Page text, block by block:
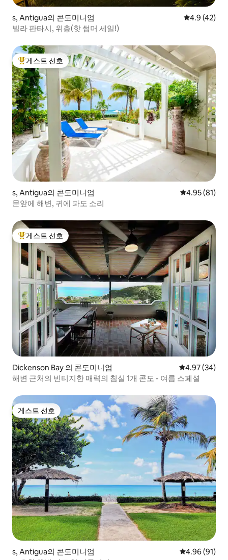
s, Antigua의 콘도미니엄 평점 4.9점(5
4.9 (42)
빌라 판타시, 위층(핫 썸머 세일!)
상위 게스트 선호
게스트 선호
s, Antigua의 콘도미니엄 평점 4.95점
4.95 (81)
문앞에 해변, 귀에 파도 소리
상위 게스트 선호
게스트 선호
Dickenson Bay 의 콘도미니엄 평점 4.97점(5
4.97 (34)
해변 근처의 빈티지한 매력의 침실 1개 콘도 - 여름 스페셜
게스트 선호
게스트 선호
s, Antigua의 콘도미니엄 평점 4.96점(5
4.96 (91)